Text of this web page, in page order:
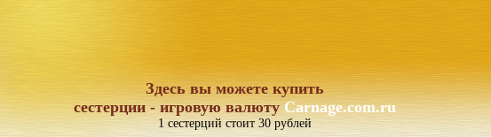
Здесь вы можете купить
сестерции - игровую валютуCarnage.com.ru
1 сестерций стоит 30 рублей